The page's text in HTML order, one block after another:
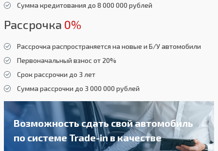
Сумма кредитования до 8 000 000 рублей
Рассрочка 0%
Рассрочка распространяется на новые и Б/У автомобили
Первоначальный взнос от 20%
Срок рассрочки до 3 лет
Сумма рассрочки до 3 000 000 рублей
Возможность сдать свой автомобиль
по системе Trade-in в качестве